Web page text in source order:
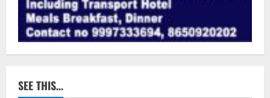
SEE THIS…